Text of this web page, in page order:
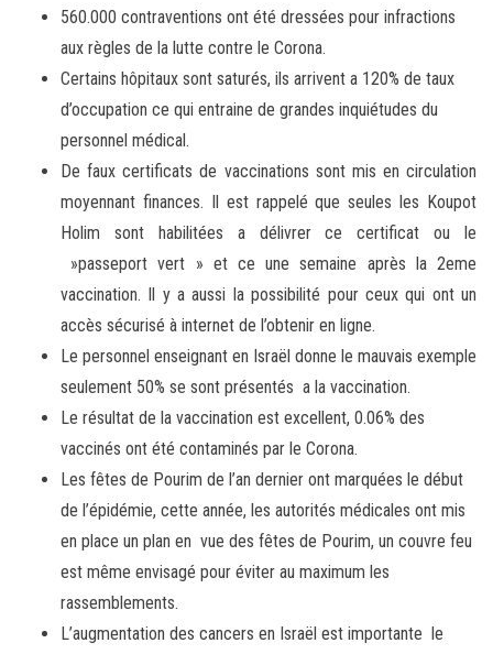
560.000 contraventions ont été dressées pour infractions
aux règles de la lutte contre le Corona.
Certains hôpitaux sont saturés, ils arrivent a 120% de taux
d’occupation ce qui entraine de grandes inquiétudes du
personnel médical.
De faux certificats de vaccinations sont mis en circulation
moyennant finances. Il est rappelé que seules les Koupot
Holim sont habilitées a délivrer ce certificat ou le
»passeport vert » et ce une semaine après la 2eme
vaccination. Il y a aussi la possibilité pour ceux qui ont un
accès sécurisé à internet de l’obtenir en ligne.
Le personnel enseignant en Israël donne le mauvais exemple
seulement 50% se sont présentés a la vaccination.
Le résultat de la vaccination est excellent, 0.06% des
vaccinés ont été contaminés par le Corona.
Les fêtes de Pourim de l’an dernier ont marquées le début
de l’épidémie, cette année, les autorités médicales ont mis
en place un plan en vue des fêtes de Pourim, un couvre feu
est même envisagé pour éviter au maximum les
rassemblements.
L’augmentation des cancers en Israël est importante le